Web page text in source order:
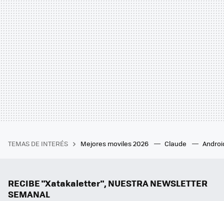
TEMAS DE INTERÉS Mejores moviles 2026 Claude
RECIBE "Xatakaletter", NUESTRA NEWSLETTER
SEMANAL